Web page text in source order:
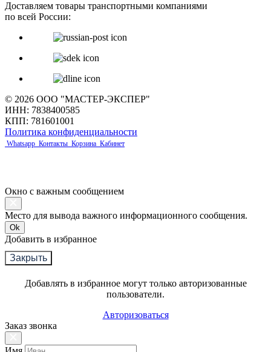
Доставляем товары транспортными компаниями
по всей России:
© 2026 ООО "МАСТЕР-ЭКСПЕР"
ИНН: 7838400585
КПП: 781601001
Политика конфиденциальности
Whatsapp Контакты Корзина Кабинет
Окно с важным сообщением
Место для вывода важного информационного сообщения.
Ok
Добавить в избранное
Закрыть
Добавлять в избранное могут только авторизованные
пользователи.
Авторизоваться
Заказ звонка